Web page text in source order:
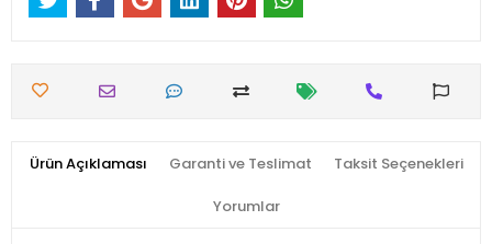
Ürün Açıklaması Garanti ve Teslimat Taksit Seçenekleri
Yorumlar